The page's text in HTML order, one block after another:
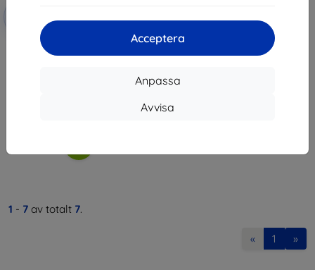
Acceptera
Anpassa
Avvisa
kupong
3mk TechWrap Matte Center
Display Protective film for BMW
1 - 7 av totalt 7.
« 1 »